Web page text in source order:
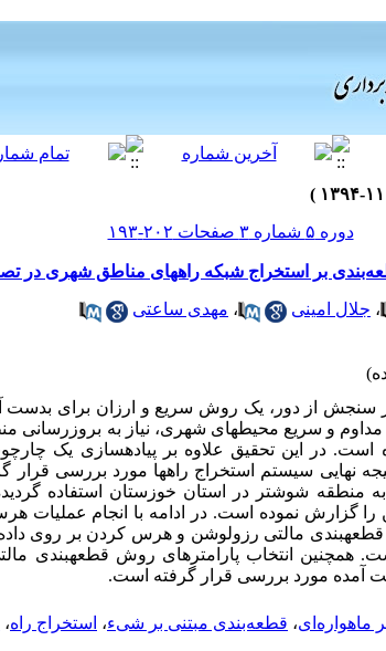
دوره ۵ شماره ۳ صفحات ۲۰۲-۱۹۳
بر استخراج شبکه راههای مناطق شهری در
، جلال امینی ، مهدی ساعتی
سنجش از دور، یک روش سریع و ارزان برای
و سریع محیط­های شهری، نیاز به بروزرسانی
است. در این تحقیق علاوه بر پیاده­سازی یک
نهایی سیستم استخراج راهها مورد بررسی قرار
منطقه شوشتر در استان خوزستان استفاده
همچنین انتخاب پارامترهای روش قطعه­بندی
آمده مورد بررسی قرار گرفته است.
ماهواره‌ای، قطعه‌بندی مبتنی بر شیء، استخراج راه،